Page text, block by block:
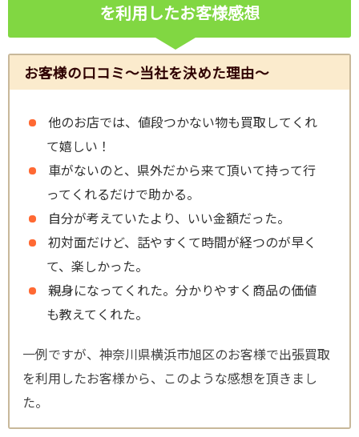
を利用したお客様感想
お客様の口コミ～当社を決めた理由～
他のお店では、値段つかない物も買取してくれ
て嬉しい！
車がないのと、県外だから来て頂いて持って行
ってくれるだけで助かる。
自分が考えていたより、いい金額だった。
初対面だけど、話やすくて時間が経つのが早く
て、楽しかった。
親身になってくれた。分かりやすく商品の価値
も教えてくれた。
一例ですが、神奈川県横浜市旭区のお客様で出張買取
を利用したお客様から、このような感想を頂きまし
た。